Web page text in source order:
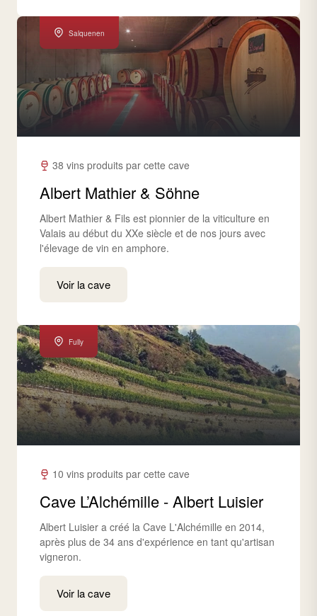
Salquenen
38 vins produits par cette cave
Albert Mathier & Söhne
Albert Mathier & Fils est pionnier de la viticulture en
Valais au début du XXe siècle et de nos jours avec
l'élevage de vin en amphore.
Voir la cave
Fully
10 vins produits par cette cave
Cave L’Alchémille - Albert Luisier
Albert Luisier a créé la Cave L'Alchémille en 2014,
après plus de 34 ans d'expérience en tant qu'artisan
vigneron.
Voir la cave